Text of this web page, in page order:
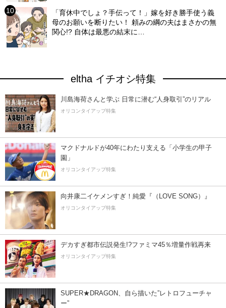
「育休中でしょ？手伝って！」嫁を好き勝手使う義
母のお願いを断りたい！ 頼みの綱の夫はまさかの無
関心!? 自体は最悪の結末に…
eltha イチオシ特集
川島海荷さんと学ぶ 日常に潜む“人身取引”のリアル
オリコンタイアップ特集
マクドナルドが40年にわたり支える「小学生の甲子
園」
オリコンタイアップ特集
向井康二イケメンすぎ！純愛『（LOVE SONG）』
オリコンタイアップ特集
デカすぎ都市伝説発生!?ファミマ45％増量作戦再来
オリコンタイアップ特集
SUPER★DRAGON、自ら描いた”レトロフューチャ
ー”